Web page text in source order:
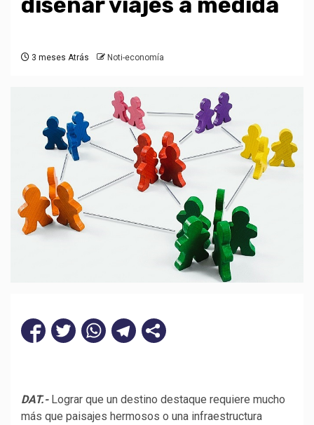
3 meses Atrás Noti-economía
DAT.-Lograr que un destino destaque requiere mucho
más que paisajes hermosos o una infraestructura